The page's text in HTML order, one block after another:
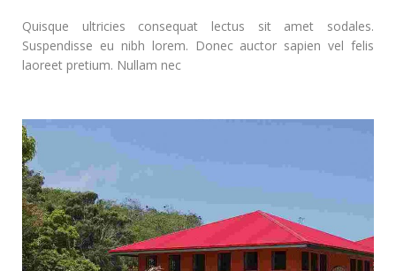
Quisque ultricies consequat lectus sit amet sodales.
Suspendisse eu nibh lorem. Donec auctor sapien vel felis
laoreet pretium. Nullam nec